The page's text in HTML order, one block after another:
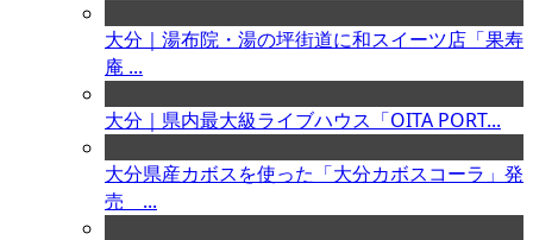
大分｜湯布院・湯の坪街道に和スイーツ店「果寿
庵 ...
大分｜県内最大級ライブハウス「OITA PORT...
大分県産カボスを使った「大分カボスコーラ」発
売 ...